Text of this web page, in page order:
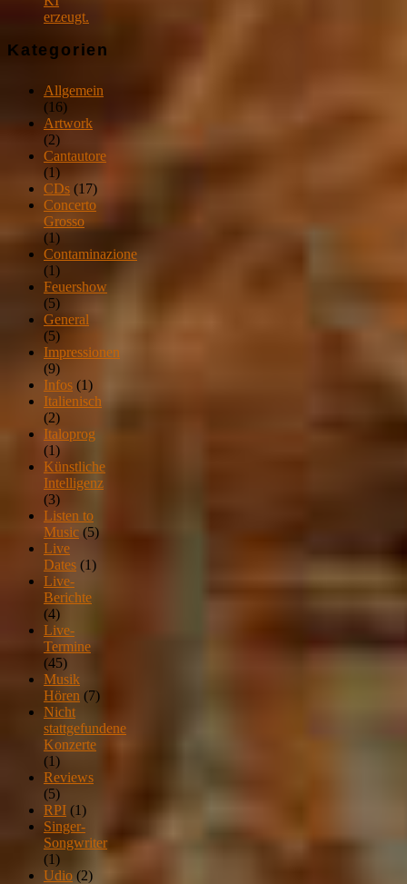
erzeugt.
Kategorien
Allgemein
(16)
Artwork
(2)
Cantautore
(1)
CDs (17)
Concerto
Grosso
(1)
Contaminazione
(1)
Feuershow
(5)
General
(5)
Impressionen
(9)
Infos (1)
Italienisch
(2)
Italoprog
(1)
Künstliche
Intelligenz
(3)
Listen to
Music (5)
Live
Dates (1)
Live-
Berichte
(4)
Live-
Termine
(45)
Musik
Hören (7)
Nicht
stattgefundene
Konzerte
(1)
Reviews
(5)
RPI (1)
Singer-
Songwriter
(1)
Udio (2)